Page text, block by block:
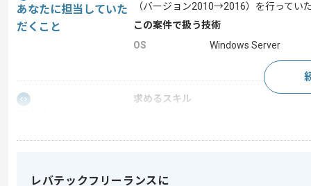
あなたに担当していた
だくこと
（バージョン2010→2016）を行ってい
この案件で扱う技術
OS
Windows Server
求めるスキル
上記に似た経験やスキルをお持ちであれば
レバテックフリーランスに